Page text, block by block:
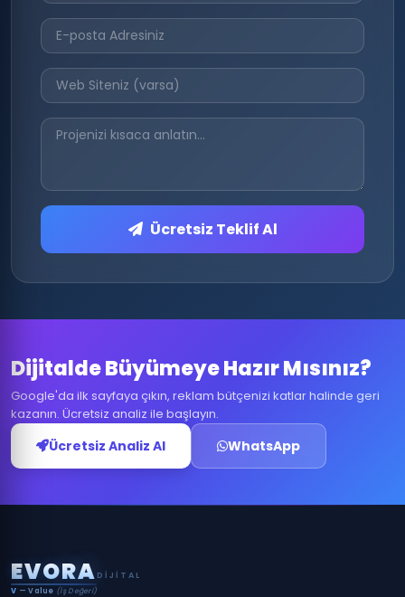
Ücretsiz Teklif Al
Dijitalde Büyümeye Hazır Mısınız?
Google'da ilk sayfaya çıkın, reklam bütçenizi katlar halinde geri
kazanın. Ücretsiz analiz ile başlayın.
Ücretsiz Analiz Al WhatsApp
EVORA DIJITAL
V — Value (İş Değeri)